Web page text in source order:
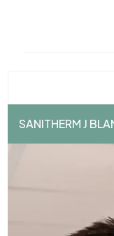
SANITHERM J